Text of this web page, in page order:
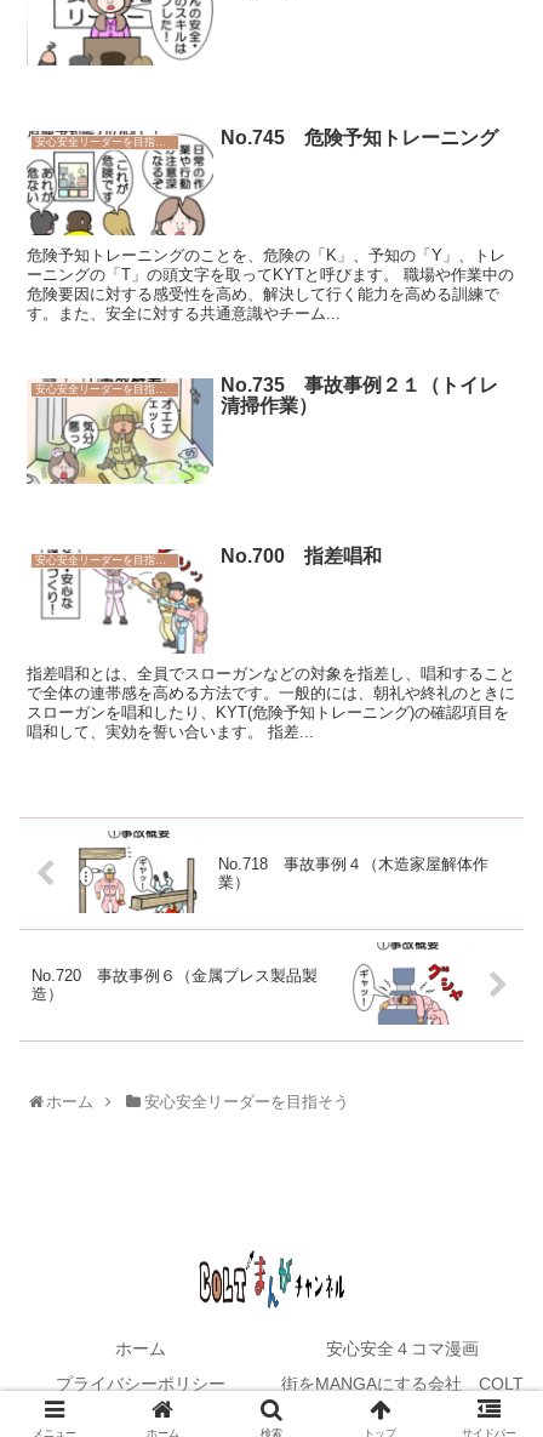
安心安全リーダーを目指そう No.745 危険予知トレーニング
危険予知トレーニングのことを、危険の「K」、予知の「Y」、トレ
ーニングの「T」の頭文字を取ってKYTと呼びます。 職場や作業中の
危険要因に対する感受性を高め、解決して行く能力を高める訓練で
す。また、安全に対する共通意識やチーム...
安心安全リーダーを目指そう
No.735 事故事例２１（トイレ
清掃作業）
安心安全リーダーを目指そう No.700 指差唱和
指差唱和とは、全員でスローガンなどの対象を指差し、唱和すること
で全体の連帯感を高める方法です。一般的には、朝礼や終礼のときに
スローガンを唱和したり、KYT(危険予知トレーニング)の確認項目を
唱和して、実効を誓い合います。 指差...
No.718 事故事例４（木造家屋解体作
業）
No.720 事故事例６（金属プレス製品製
造）
ホーム 安心安全リーダーを目指そう
ホーム
安心安全４コマ漫画
プライバシーポリシー
街をMANGAにする会社 COLT
© 2021 COLTマンガチャンネル.
メニュー ホーム 検索 トップ サイドバー